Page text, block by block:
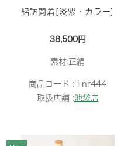
絽訪問着[淡紫・カラー]
38,500円
素材:正絹
商品コード : i-nr444
取扱店舗 :池袋店